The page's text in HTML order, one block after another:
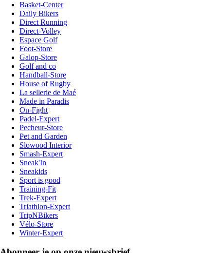
Basket-Center
Daily Bikers
Direct Running
Direct-Volley
Espace Golf
Foot-Store
Galop-Store
Golf and co
Handball-Store
House of Rugby
La sellerie de Maé
Made in Paradis
On-Fight
Padel-Expert
Pecheur-Store
Pet and Garden
Slowood Interior
Smash-Expert
Sneak'In
Sneakids
Sport is good
Training-Fit
Trek-Expert
Triathlon-Expert
TripNBikers
Vélo-Store
Winter-Expert